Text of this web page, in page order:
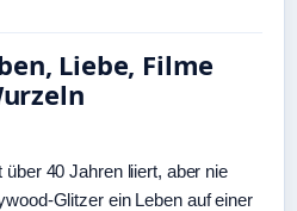
Liebe, Filme
40 Jahren liiert, aber nie
Glitzer ein Leben auf einer